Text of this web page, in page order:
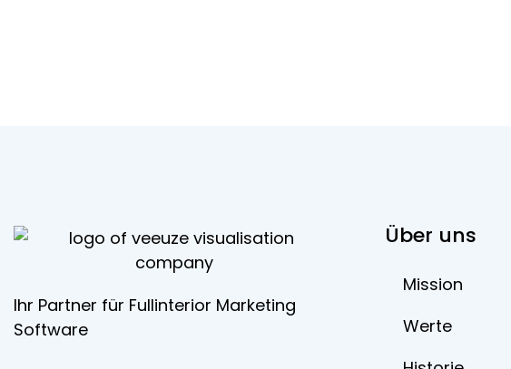
Ihr Partner für Fullinterior Marketing
Software
Über uns
Mission
Werte